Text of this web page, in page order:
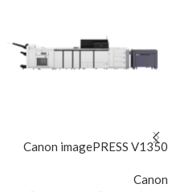
Canon imagePRESS V1350
Canon